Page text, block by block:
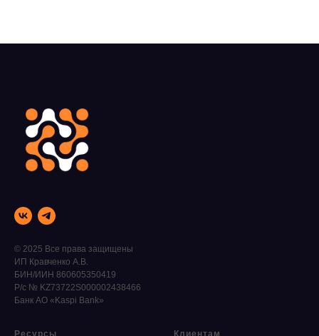
© 2025 Все права защищены
ИП Кравченко А.В.
БИН/ИИН 860605350419
Р/с № KZ73722S000002438466
Банк АО «Kaspi Bank»
Ресурсы Клиентам